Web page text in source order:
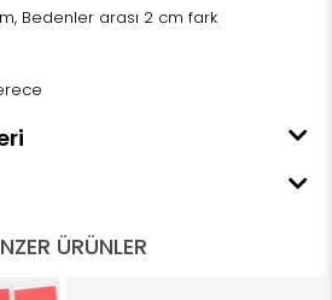
Bedenler arası 2 cm fark
ÜRÜNLER